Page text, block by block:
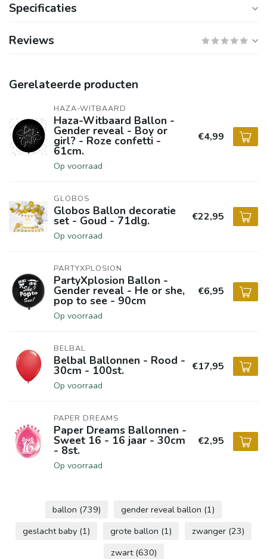
Specificaties
Reviews
Gerelateerde producten
HAZA-WITBAARD
Haza-Witbaard Ballon -
Gender reveal - Boy or
girl? - Roze confetti -
61cm.
Op voorraad
€4,99
GLOBOS
Globos Ballon decoratie
set - Goud - 71dlg.
Op voorraad
€22,95
PARTYXPLOSION
PartyXplosion Ballon -
Gender reveal - He or she,
pop to see - 90cm
Op voorraad
€6,95
BELBAL
Belbal Ballonnen - Rood -
30cm - 100st.
Op voorraad
€17,95
PAPER DREAMS
Paper Dreams Ballonnen -
Sweet 16 - 16 jaar - 30cm
- 8st.
Op voorraad
€2,95
ballon (739) gender reveal ballon (1)
geslacht baby (1) grote ballon (1) zwanger (23)
zwart (630)